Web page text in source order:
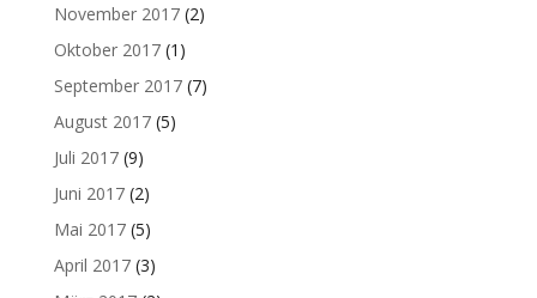
November 2017(2)
Oktober 2017(1)
September 2017(7)
August 2017(5)
Juli 2017(9)
Juni 2017(2)
Mai 2017(5)
April 2017(3)